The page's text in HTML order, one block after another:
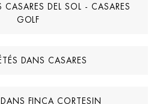
CASARES DEL SOL - CASARES
GOLF
DANS CASARES
FINCA CORTESIN